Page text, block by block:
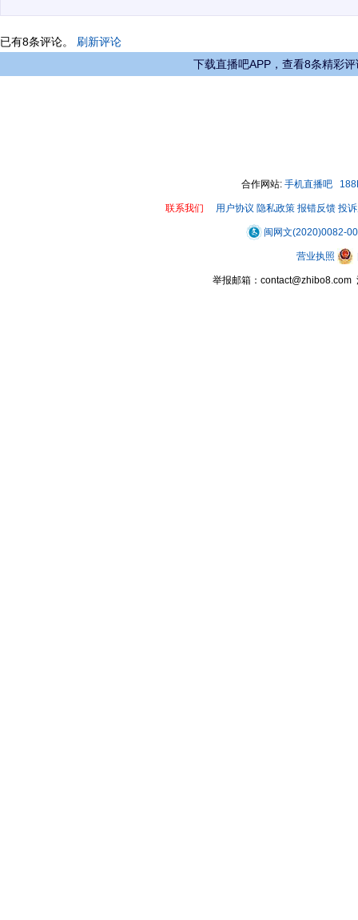
已有8条评论。 刷新评论
下载直播吧APP，查看8条精彩评
合作网站: 手机直播吧
联系我们 用户协议 隐私政策 报错反馈 投
闽网文(2020)0082-
营业执照
举报邮箱：